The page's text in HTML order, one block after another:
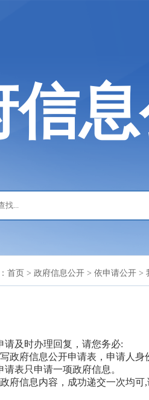
信
首页 > 政府信息公开 > 依申请公开 >
请及时办理回复，请您务必:
政府信息公开申请表，申请人
请表只申请一项政府信息。
府信息内容，成功递交一次均可,